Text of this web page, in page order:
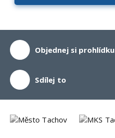
Objednej si prohlídku
Sdílej to